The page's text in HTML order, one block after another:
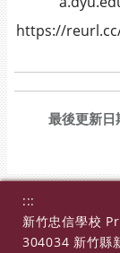
https://
最後更新日
:::
新竹忠信學校
304034 新竹縣